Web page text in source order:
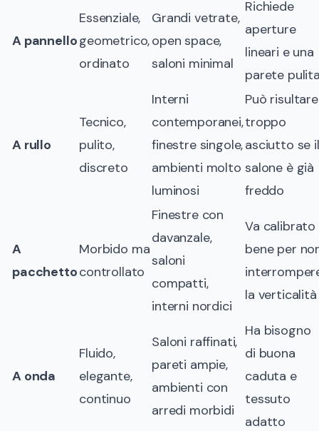
A pannello
Essenziale,
geometrico,
ordinato
Grandi vetrate,
open space,
saloni minimal
Richiede
aperture
lineari e una
parete
A rullo
Tecnico,
pulito,
discreto
Interni
contemporanei,
finestre singole,
ambienti molto
luminosi
Può risultare
troppo
asciutto se il
salone è già
freddo
A
pacchetto
Morbido ma
controllato
Finestre con
davanzale,
saloni
compatti,
interni nordici
Va calibrato
bene per
la verticalità
A onda
Fluido,
elegante,
continuo
Saloni raffinati,
pareti ampie,
ambienti con
arredi morbidi
Ha bisogno
di buona
caduta e
tessuto
adatto